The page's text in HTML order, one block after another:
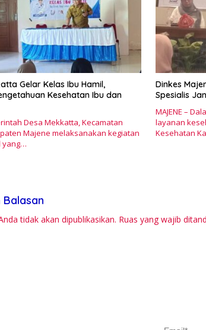
Gelar Kelas Ibu Hamil,
Kesehatan Ibu dan
Desa Mekkatta, Kecamatan
Majene melaksanakan kegiatan
yang…
Dinkes
Spesialis
MAJENE –
layanan
Kesehatan
tidak akan dipublikasikan. Ruas yang wajib